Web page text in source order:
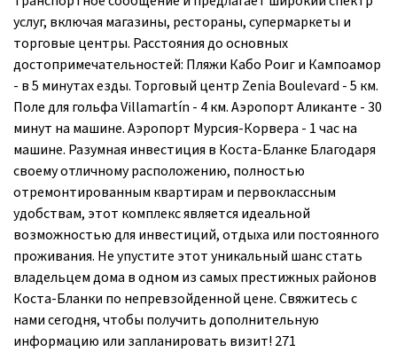
услуг, включая магазины, рестораны, супермаркеты и
торговые центры. Расстояния до основных
достопримечательностей: Пляжи Кабо Роиг и Кампоамор
- в 5 минутах езды. Торговый центр Zenia Boulevard - 5 км.
Поле для гольфа Villamartín - 4 км. Аэропорт Аликанте - 30
минут на машине. Аэропорт Мурсия-Корвера - 1 час на
машине. Разумная инвестиция в Коста-Бланке Благодаря
своему отличному расположению, полностью
отремонтированным квартирам и первоклассным
удобствам, этот комплекс является идеальной
возможностью для инвестиций, отдыха или постоянного
проживания. Не упустите этот уникальный шанс стать
владельцем дома в одном из самых престижных районов
Коста-Бланки по непревзойденной цене. Свяжитесь с
нами сегодня, чтобы получить дополнительную
информацию или запланировать визит! 271